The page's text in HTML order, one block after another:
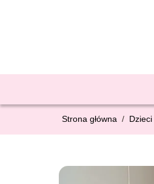
Strona główna / Dzieci